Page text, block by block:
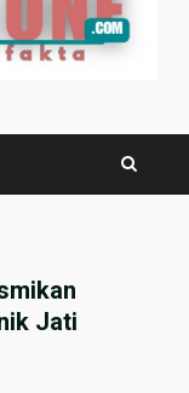
Jati